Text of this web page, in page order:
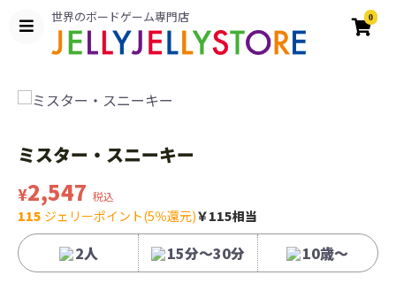
世界のボードゲーム専門店 0
ミスター・スニーキー
¥2,547 税込
115 ジェリーポイント(5％還元)￥115相当
2人 15分～30分 10歳〜